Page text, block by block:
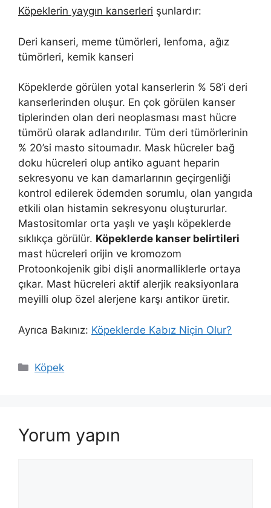
Köpeklerin yaygın kanserleri şunlardır:
Deri kanseri, meme tümörleri, lenfoma, ağız
tümörleri, kemik kanseri
Köpeklerde görülen yotal kanserlerin % 58’i deri
kanserlerinden oluşur. En çok görülen kanser
tiplerinden olan deri neoplasması mast hücre
tümörü olarak adlandırılır. Tüm deri tümörlerinin
% 20’si masto sitoumadır. Mask hücreler bağ
doku hücreleri olup antiko aguant heparin
sekresyonu ve kan damarlarının geçirgenliği
kontrol edilerek ödemden sorumlu, olan yangıda
etkili olan histamin sekresyonu oluştururlar.
Mastositomlar orta yaşlı ve yaşlı köpeklerde
sıklıkça görülür. Köpeklerde kanser belirtileri
mast hücreleri orijin ve kromozom
Protoonkojenik gibi dişli anormalliklerle ortaya
çıkar. Mast hücreleri aktif alerjik reaksiyonlara
meyilli olup özel alerjene karşı antikor üretir.
Ayrıca Bakınız: Köpeklerde Kabız Niçin Olur?
Kategoriler
Köpek
Yorum yapın